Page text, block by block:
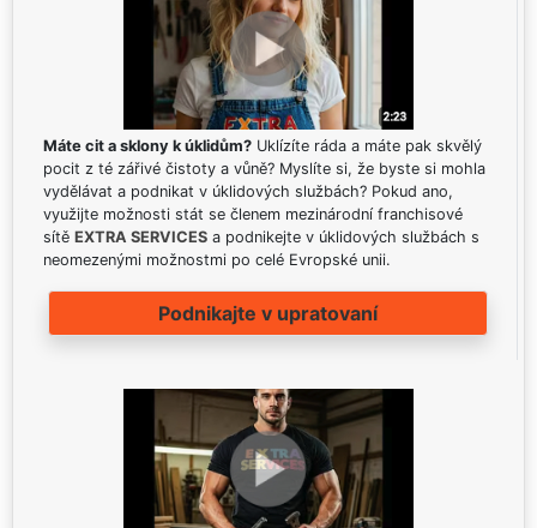
Máte cit a sklony k úklidům? Uklízíte ráda a máte pak skvělý
pocit z té zářivé čistoty a vůně? Myslíte si, že byste si mohla
vydělávat a podnikat v úklidových službách? Pokud ano,
využijte možnosti stát se členem mezinárodní franchisové
sítě EXTRA SERVICES a podnikejte v úklidových službách s
neomezenými možnostmi po celé Evropské unii.
Podnikajte v upratovaní